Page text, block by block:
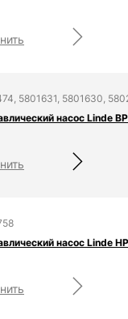
5801631, 5801630,
насос Linde
насос Linde